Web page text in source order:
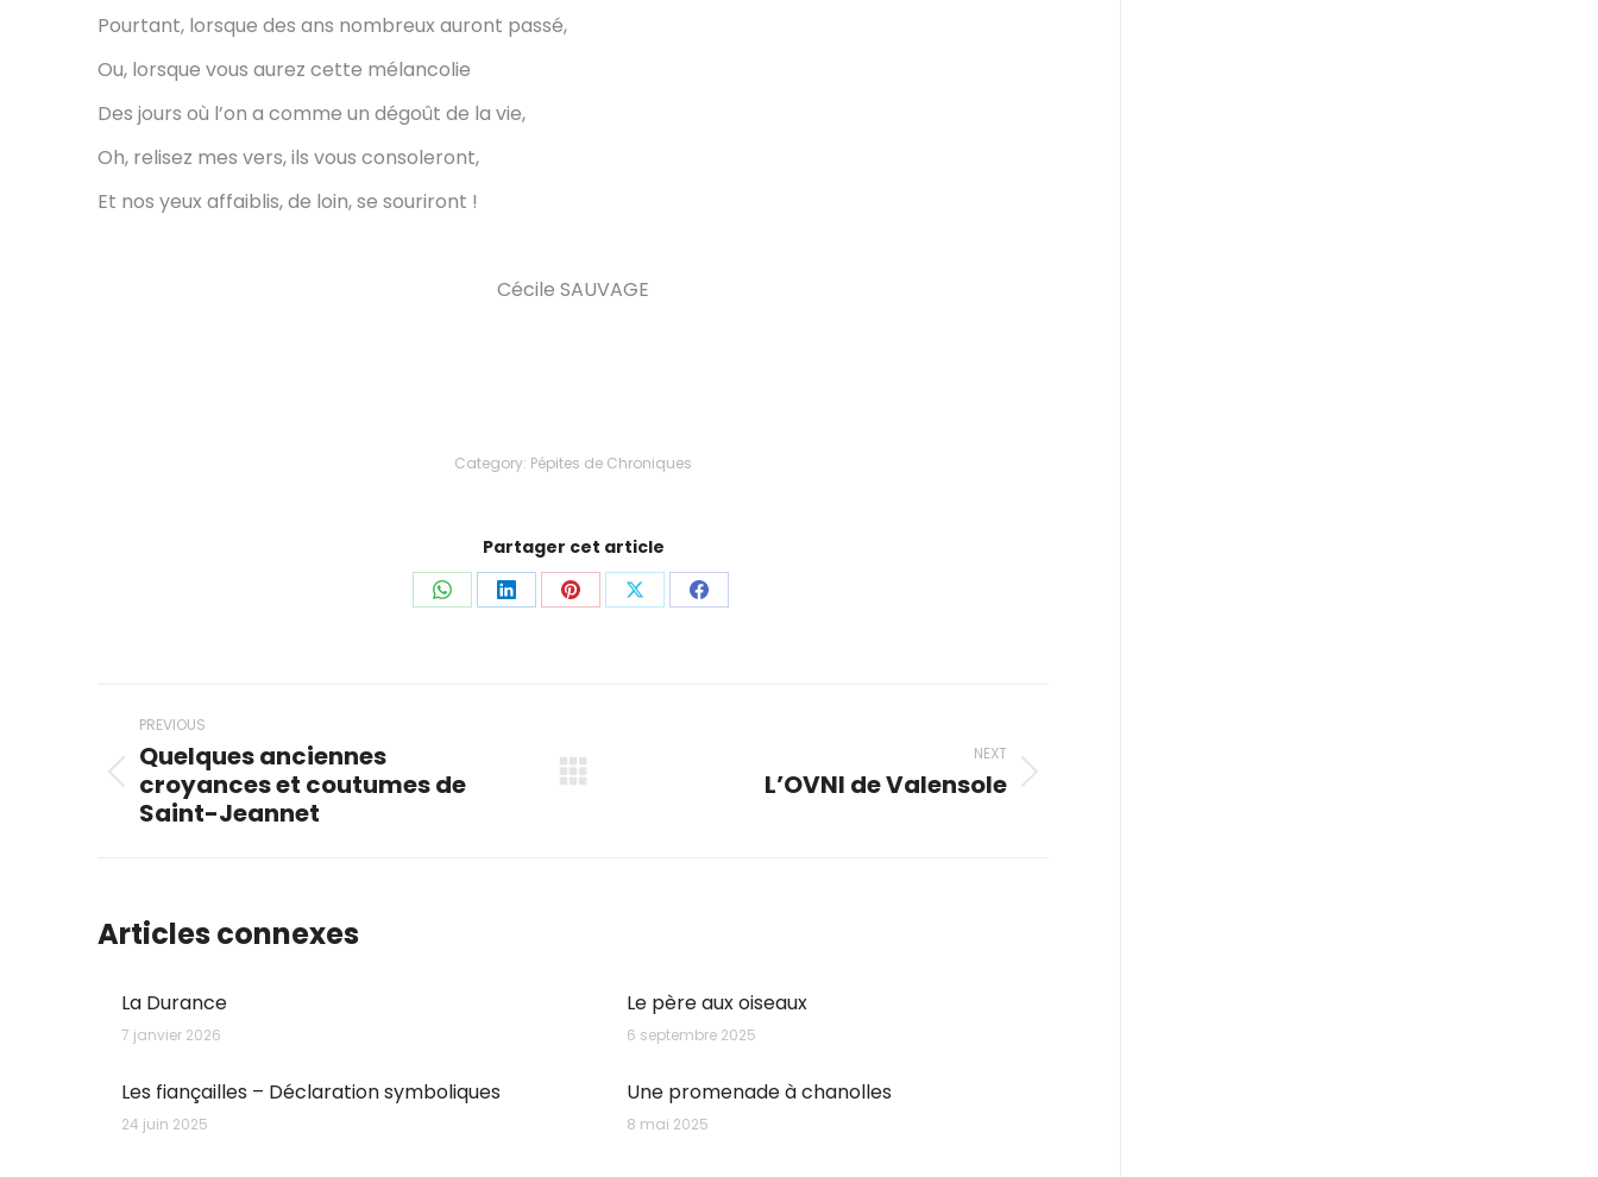
Pourtant, lorsque des ans nombreux auront passé,
Ou, lorsque vous aurez cette mélancolie
Des jours où l’on a comme un dégoût de la vie,
Oh, relisez mes vers, ils vous consoleront,
Et nos yeux affaiblis, de loin, se souriront !
Cécile SAUVAGE
Category: Pépites de Chroniques
Partager cet article
Share Share Share Share Share
Post
navigation
PREVIOUS
Previous
post:
Quelques anciennes
croyances et coutumes de
Saint-Jeannet
NEXT
L’OVNI de Valensole
Articles connexes
La Durance
7 janvier 2026
Le père aux oiseaux
6 septembre 2025
Les fiançailles – Déclaration symboliques
24 juin 2025
Une promenade à chanolles
8 mai 2025